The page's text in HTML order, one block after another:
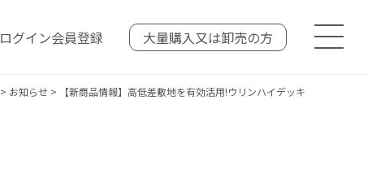
ログイン会員登録 大量購入又は卸売の方
> お知らせ > 【新商品情報】高低差敷地を有効活用!ウリンハイデッキ